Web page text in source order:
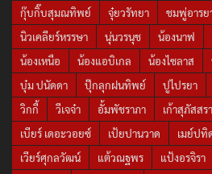
กุ๊บกิ๊บสุมณทิพย์ จุ๋ยวรัทยา ชมพู่อารย
นิวเคลียร์หรรษา
นุ่นวรนุช น้องนาฟ
น้องเหนือ
น้องแอบิเกล น้องไซลาส
บุ๋ม ปนัดดา
ปุ๊กลุกฝนทิพย์ ปูไปรยา
วิกกี้
วีเจจ๋า อั้มพัชราภา เก้าสุภัสสรา
เบียร์ เดอะวอยซ์
เป้ยปานวาด เมย์ปทิ
เวียร์ศุกลวัฒน์
แต้วณฐพร แป้งอรจิรา